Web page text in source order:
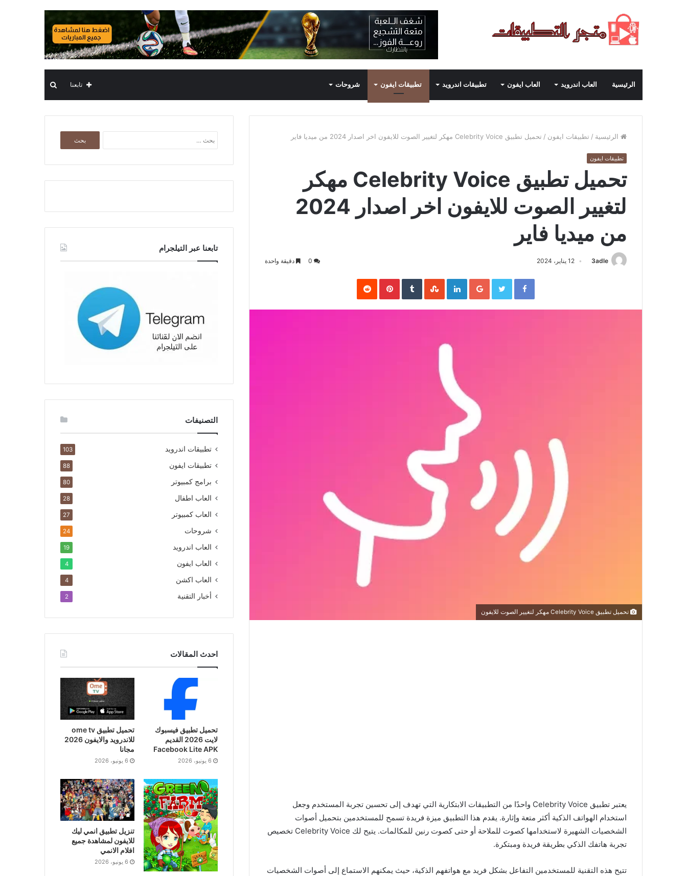
الرئيسية العاب اندرويد العاب ايفون تطبيقات اندرويد تطبيقات ايفون شروحات بحث
عن
تابعنا
الرئيسية / تطبيقات ايفون / تحميل تطبيق Celebrity Voice مهكر لتغيير الصوت للايفون اخر اصدار 2024 من ميديا فاير
تطبيقات ايفون
تحميل تطبيق Celebrity Voice مهكر
لتغيير الصوت للايفون اخر اصدار 2024
من ميديا فاير
3adle 12 يناير، 2024 دقيقة واحدة
Facebook
Twitter
Google+
LinkedIn
Pinterest
تحميل تطبيق Celebrity Voice مهكر لتغيير الصوت للايفون
يعتبر تطبيق Celebrity Voice واحدًا من التطبيقات الابتكارية التي تهدف إلى تحسين تجربة المستخدم وجعل
استخدام الهواتف الذكية أكثر متعة وإثارة. يقدم هذا التطبيق ميزة فريدة تسمح للمستخدمين بتحميل أصوات
الشخصيات الشهيرة لاستخدامها كصوت للملاحة أو حتى كصوت رنين للمكالمات. يتيح لك Celebrity Voice تخصيص
تجربة هاتفك الذكي بطريقة فريدة ومبتكرة.
تتيح هذه التقنية للمستخدمين التفاعل بشكل فريد مع هواتفهم الذكية، حيث يمكنهم الاستماع إلى أصوات الشخصيات
عن:
تابعنا عبر التيلجرام
التصنيفات
تطبيقات اندرويد 103
تطبيقات ايفون 88
برامج كمبيوتر 80
العاب اطفال 28
العاب كمبيوتر 27
شروحات 24
العاب اندرويد 19
العاب ايفون 4
العاب اكشن 4
أخبار التقنية 2
احدث المقالات
تحميل تطبيق فيسبوك
لايت 2026 القديم
Facebook Lite APK
6 يونيو، 2026
تحميل تطبيق ome tv
للاندرويد والايفون 2026
مجانا
6 يونيو، 2026
تنزيل تطبيق انمي ليك
للايفون لمشاهدة جميع
افلام الانمي
6 يونيو، 2026